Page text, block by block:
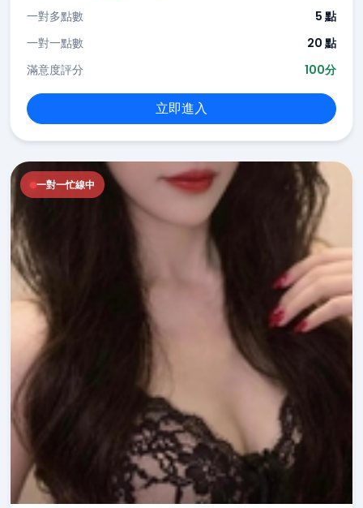
一對多點數
5 點
一對一點數
20 點
滿意度評分
100分
立即進入
一對一忙線中